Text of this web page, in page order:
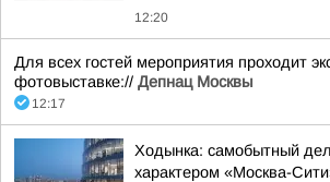
12:20
Для всех гостей мероприятия проходит
фотовыставке:// Депнац Москвы
12:17
Ходынка: самобытный
характером «Москва-